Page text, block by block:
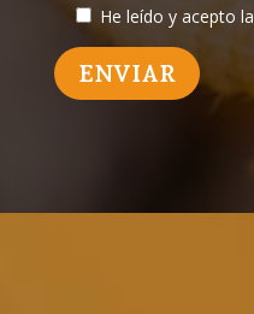
He leído y acepto la